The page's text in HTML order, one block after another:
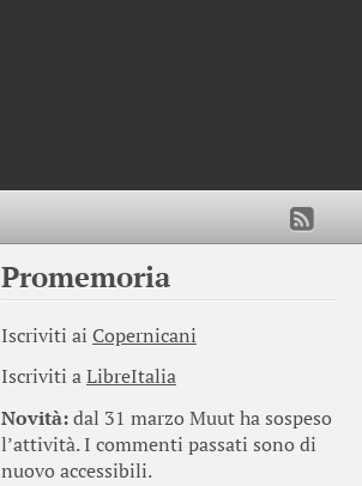
Promemoria
Iscriviti ai Copernicani
Iscriviti aLibreItalia
Novità:dal 31 marzo Muut ha sospeso
l’attività. I commenti passati sono di
nuovo accessibili.